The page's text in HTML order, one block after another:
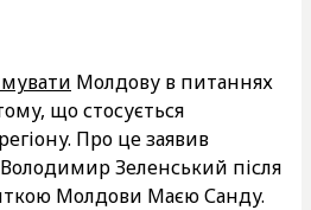
Молдову в питаннях
що стосується
Про це заявив
Зеленський після
Молдови Маєю Санду.